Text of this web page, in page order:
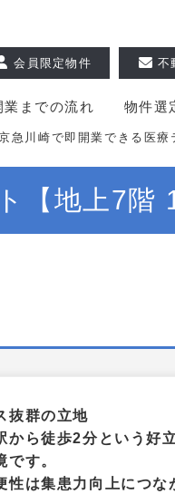
業までの流れ 物件選
会員限定物件 不
急川崎で即開業できる医療
【地上7階
抜群の立地
から徒歩2分という好
です。
性は集患力向上につな